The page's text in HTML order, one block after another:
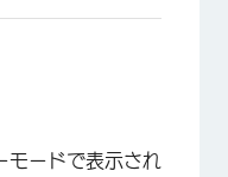
モードで表示され